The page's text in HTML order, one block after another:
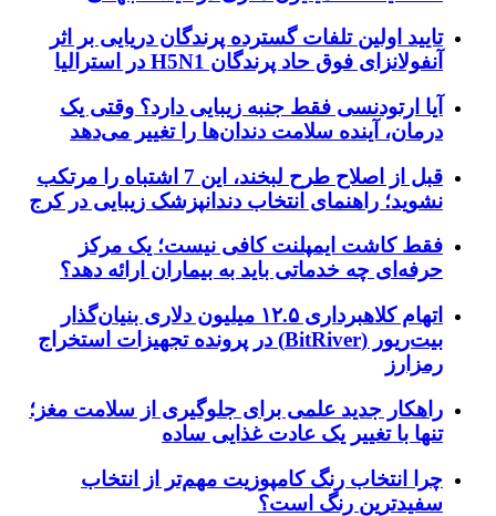
تایید اولین تلفات گسترده پرندگان دریایی بر اثر
آنفولانزای فوق حاد پرندگان H5N1 در استرالیا
آیا ارتودنسی فقط جنبه زیبایی دارد؟ وقتی یک
درمان، آینده سلامت دندان‌ها را تغییر می‌دهد
قبل از اصلاح طرح لبخند، این 7 اشتباه را مرتکب
نشوید؛ راهنمای انتخاب دندانپزشک زیبایی در کرج
فقط کاشت ایمپلنت کافی نیست؛ یک مرکز
حرفه‌ای چه خدماتی باید به بیماران ارائه دهد؟
اتهام کلاهبرداری ۱۲.۵ میلیون دلاری بنیان‌گذار
بیت‌ریور (BitRiver) در پرونده تجهیزات استخراج
رمزارز
راهکار جدید علمی برای جلوگیری از سلامت مغز؛
تنها با تغییر یک عادت غذایی ساده
چرا انتخاب رنگ کامپوزیت مهم‌تر از انتخاب
سفیدترین رنگ است؟